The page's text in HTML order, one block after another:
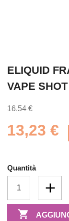
ELIQUID
VAPE
16,54 €
13,23 €
Quantità
